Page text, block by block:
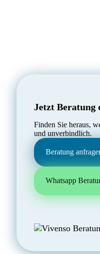
Jetzt Beratung
Finden Sie heraus,
und unverbindlich.
Beratung
Whatsapp